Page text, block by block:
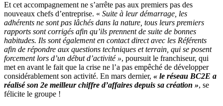
Et cet accompagnement ne s’arrête pas aux premiers pas des
nouveaux chefs d’entreprise. « Suite à leur démarrage, les
adhérents ne sont pas lâchés dans la nature, tous leurs premiers
rapports sont corrigés afin qu’ils prennent de suite de bonnes
habitudes. Ils sont également en contact direct avec les Référents
afin de répondre aux questions techniques et terrain, qui se posent
forcement lors d’un début d’activité », poursuit le franchiseur, qui
met en avant le fait que la crise ne l’a pas empêché de développer
considérablement son activité. En mars dernier, « le réseau BC2E a
réalisé son 2e meilleur chiffre d’affaires depuis sa création », se
félicite le groupe !